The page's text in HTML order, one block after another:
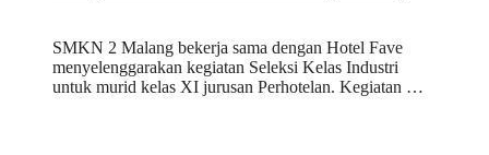
SMKN 2 Malang bekerja sama dengan Hotel Fave
menyelenggarakan kegiatan Seleksi Kelas Industri
untuk murid kelas XI jurusan Perhotelan. Kegiatan …